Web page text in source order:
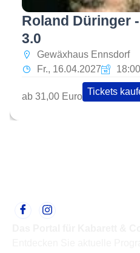
Roland Düringer
3.0
Gewäxhaus Ennsdorf
Fr., 16.04.2027
ab 31,00 Euro Tickets